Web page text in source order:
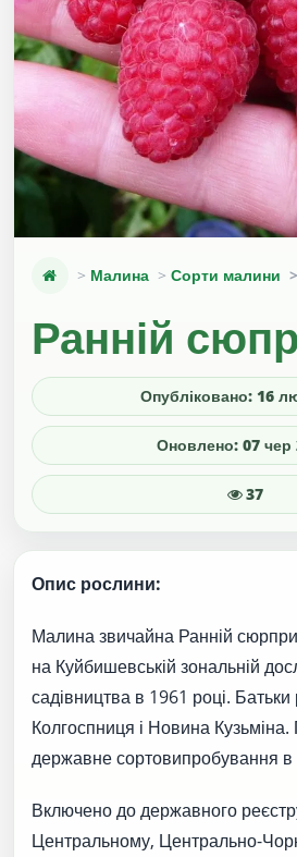
Малина Сорти малини
Ранній
Опубліковано: 16
Оновлено: 07 чер
37
Опис рослини:
Малина звичайна Ранній
на Куйбишевській зональній
садівництва в 1961 році.
Колгоспниця і Новина
державне сортовипробування в
Включено до державного
Центральному, Центрально-